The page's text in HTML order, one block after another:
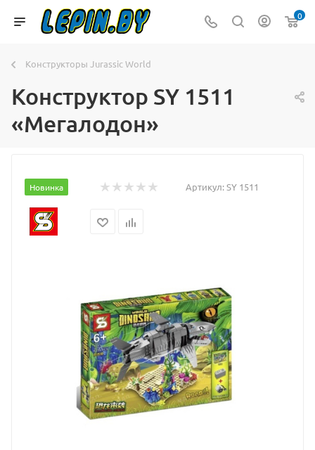
0
Конструкторы Jurassic World
Конструктор SY 1511
«Мегалодон»
Новинка Артикул:SY 1511